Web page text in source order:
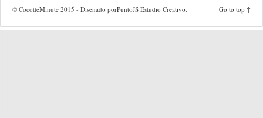
© CocotteMinute 2015 - Diseñado porPuntoJS Estudio Creativo. Go to top ↑